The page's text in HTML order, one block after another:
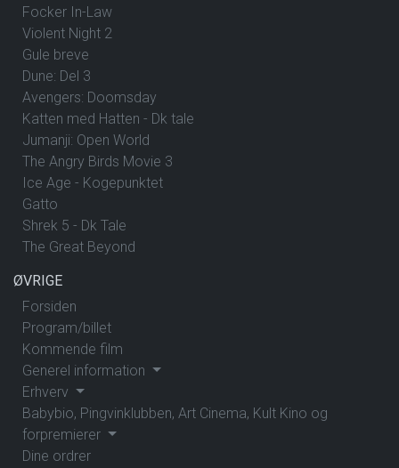
Focker In-Law
Violent Night 2
Gule breve
Dune: Del 3
Avengers: Doomsday
Katten med Hatten - Dk tale
Jumanji: Open World
The Angry Birds Movie 3
Ice Age - Kogepunktet
Gatto
Shrek 5 - Dk Tale
The Great Beyond
ØVRIGE
Forsiden
Program/billet
Kommende film
Generel information
Erhverv
Babybio, Pingvinklubben, Art Cinema, Kult Kino og
forpremierer
Dine ordrer